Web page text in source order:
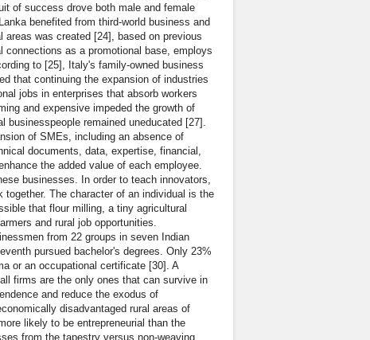
of success drove both male and female
benefited from third-world business and
was created [24], based on previous
as a promotional base, employs
to [25], Italy's family-owned business
that continuing the expansion of industries
jobs in enterprises that absorb workers
and expensive impeded the growth of
businesspeople remained uneducated [27].
of SMEs, including an absence of
documents, data, expertise, financial,
the added value of each employee.
businesses. In order to teach innovators,
The character of an individual is the
that flour milling, a tiny agricultural
and rural job opportunities.
from 22 groups in seven Indian
pursued bachelor's degrees. Only 23%
or an occupational certificate [30]. A
firms are the only ones that can survive in
and reduce the exodus of
disadvantaged rural areas of
likely to be entrepreneurial than the
from the tapestry versus non-weaving